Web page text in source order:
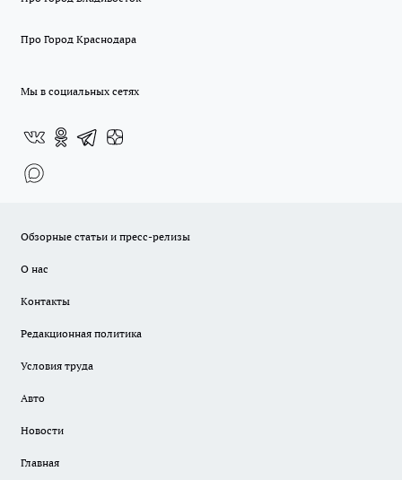
Про Город Краснодара
Мы в социальных сетях
Обзорные статьи и пресс-релизы
О нас
Контакты
Редакционная политика
Условия труда
Авто
Новости
Главная